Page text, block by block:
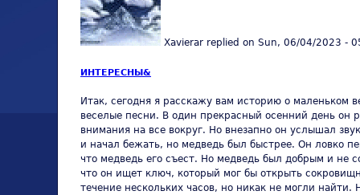
Xavierar replied on Sun, 06/04/2023 -
ИНТЕРЕСНЫ&
Итак, сегодня я расскажу вам историю о маленьком
веселые песни. В один прекрасный осенний день он
внимания на все вокруг. Но внезапно он услышал
и начал бежать, но медведь был быстрее. Он ловко
что медведь его съест. Но медведь был добрым и не
что он ищет ключ, который мог бы открыть
течение нескольких часов, но никак не могли